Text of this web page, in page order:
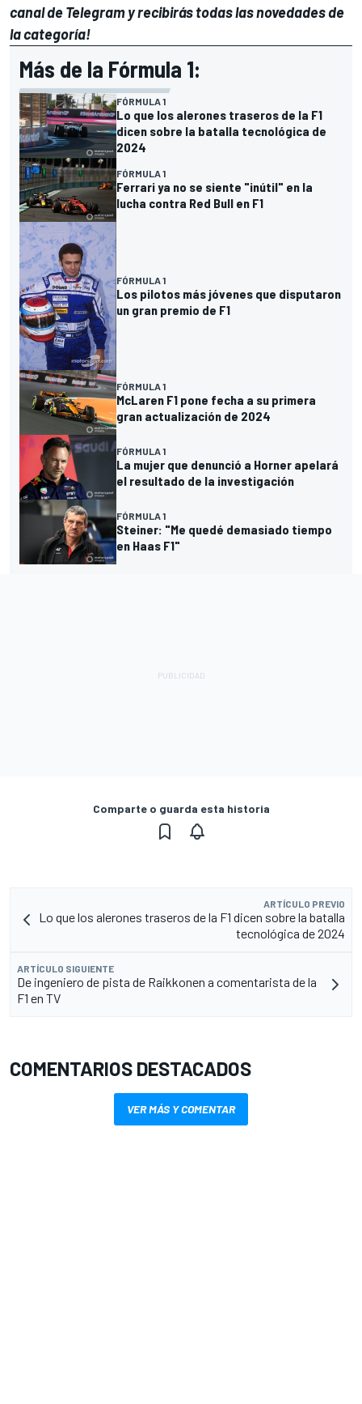
canal de Telegramy recibirás todas las novedades de
la categoría!
Más de la Fórmula 1:
FÓRMULA 1
Lo que los alerones traseros de la F1
dicen sobre la batalla tecnológica de
2024
FÓRMULA 1
Ferrari ya no se siente "inútil" en la
lucha contra Red Bull en F1
FÓRMULA 1
Los pilotos más jóvenes que disputaron
un gran premio de F1
FÓRMULA 1
McLaren F1 pone fecha a su primera
gran actualización de 2024
FÓRMULA 1
La mujer que denunció a Horner apelará
el resultado de la investigación
FÓRMULA 1
Steiner: "Me quedé demasiado tiempo
en Haas F1"
Comparte o guarda esta historia
ARTÍCULO PREVIO
Lo que los alerones traseros de la F1 dicen sobre la batalla
tecnológica de 2024
ARTÍCULO SIGUIENTE
De ingeniero de pista de Raikkonen a comentarista de la
F1 en TV
COMENTARIOS DESTACADOS
VER MÁS Y COMENTAR